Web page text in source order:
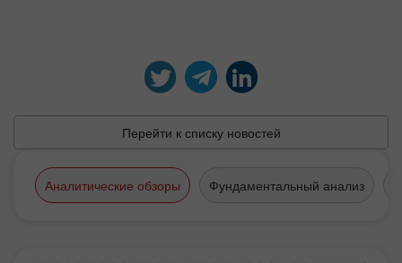
Перейти к списку новостей
Аналитические обзоры Фундаментальный анализ